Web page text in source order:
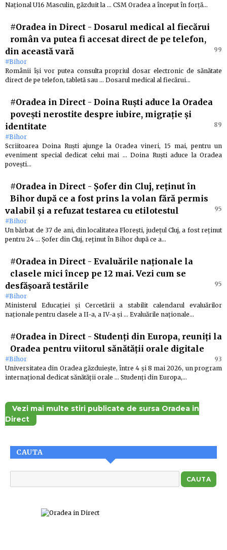
Național U16 Masculin, găzduit la … CSM Oradea a început în forță…
#Oradea in Direct - Dosarul medical al fiecărui
român va putea fi accesat direct de pe telefon,
din această vară
99
#Bihor
Românii își vor putea consulta propriul dosar electronic de sănătate
direct de pe telefon, tabletă sau … Dosarul medical al fiecărui…
#Oradea in Direct - Doina Ruști aduce la Oradea
povești nerostite despre iubire, migrație și
identitate
89
#Bihor
Scriitoarea Doina Ruști ajunge la Oradea vineri, 15 mai, pentru un
eveniment special dedicat celui mai … Doina Ruști aduce la Oradea
povești…
#Oradea in Direct - Șofer din Cluj, reținut în
Bihor după ce a fost prins la volan fără permis
valabil și a refuzat testarea cu etilotestul
95
#Bihor
Un bărbat de 37 de ani, din localitatea Florești, județul Cluj, a fost reținut
pentru 24 … Șofer din Cluj, reținut în Bihor după ce a…
#Oradea in Direct - Evaluările naționale la
clasele mici încep pe 12 mai. Vezi cum se
desfășoară testările
95
#Bihor
Ministerul Educației și Cercetării a stabilit calendarul evaluărilor
naționale pentru clasele a II-a, a IV-a și … Evaluările naționale…
#Oradea in Direct - Studenți din Europa, reuniți la
Oradea pentru viitorul sănătății orale digitale
93
#Bihor
Universitatea din Oradea găzduiește, între 4 și 8 mai 2026, un program
internațional dedicat sănătății orale … Studenți din Europa,…
Vezi mai multe stiri publicate de sursa Oradea in
Direct
CAUTA